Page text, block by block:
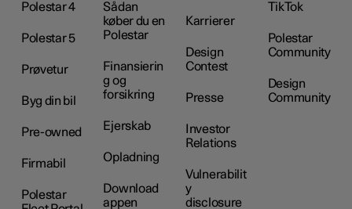
Polestar 4
Polestar 5
Prøvetur
Byg din bil
Pre-owned
Firmabil
Polestar
Sådan
køber du en
Polestar
Finansierin
g og
forsikring
Ejerskab
Opladning
Download
appen
Karrierer
Design
Contest
Presse
Investor
Relations
Vulnerabilit
y
disclosure
TikTok
Polestar
Community
Design
Community